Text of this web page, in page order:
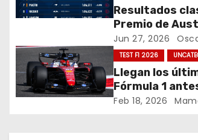
a
ó
Resultados
Premio de
Jun 27, 2026
TEST F1 2026
Llegan los
Fórmula 1
comience la
Feb 18, 2026